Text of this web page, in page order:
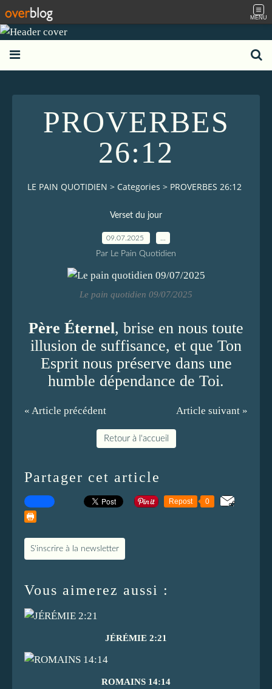
MENU
PROVERBES
26:12
LE PAIN QUOTIDIEN > Categories > PROVERBES 26:12
Verset du jour
09.07.2025
Par Le Pain Quotidien
Le pain quotidien 09/07/2025
Père Éternel, brise en nous toute
illusion de suffisance, et que Ton
Esprit nous préserve dans une
humble dépendance de Toi.
« Article précédent Article suivant »
Retour à l'accueil
Partager cet article
Repost 0
S'inscrire à la newsletter
Vous aimerez aussi :
JÉRÉMIE 2:21
ROMAINS 14:14